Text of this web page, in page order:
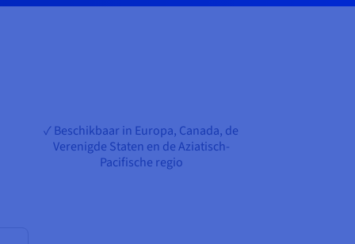
✓ Beschikbaar in Europa, Canada, de
Verenigde Staten en de Aziatisch-
Pacifische regio